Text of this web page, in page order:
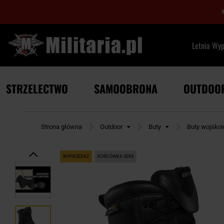
Letnia
STRZELECTWO SAMOOBRONA
Strona główna Outdoor Buty Buty
WYPRZEDAŻ KOŃCÓWKA SERII